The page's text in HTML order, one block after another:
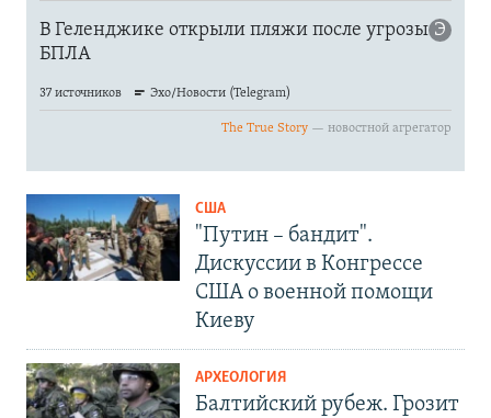
США
"Путин – бандит".
Дискуссии в Конгрессе
США о военной помощи
Киеву
АРХЕОЛОГИЯ
Балтийский рубеж. Грозит